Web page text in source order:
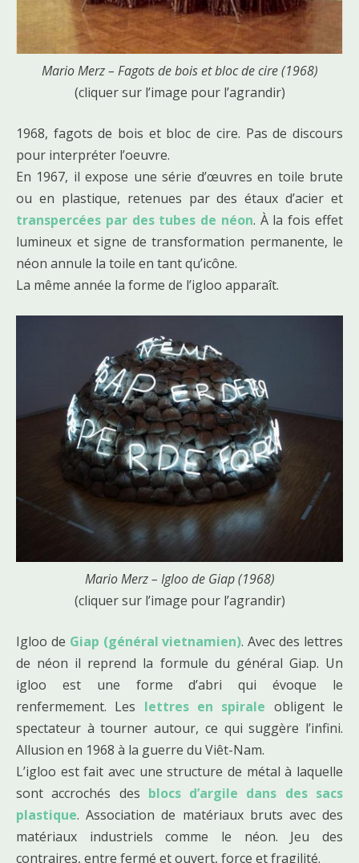
Mario Merz – Fagots de bois et bloc de cire (1968)
(cliquer sur l’image pour l’agrandir)
1968, fagots de bois et bloc de cire. Pas de discours
pour interpréter l’oeuvre.
En 1967, il expose une série d’œuvres en toile brute
ou en plastique, retenues par des étaux d’acier et
transpercées par des tubes de néon. À la fois effet
lumineux et signe de transformation permanente, le
néon annule la toile en tant qu’icône.
La même année la forme de l’igloo apparaît.
Mario Merz – Igloo de Giap (1968)
(cliquer sur l’image pour l’agrandir)
Igloo de Giap (général vietnamien). Avec des lettres
de néon il reprend la formule du général Giap. Un
igloo est une forme d’abri qui évoque le
renfermement. Les lettres en spirale obligent le
spectateur à tourner autour, ce qui suggère l’infini.
Allusion en 1968 à la guerre du Viêt-Nam.
L’igloo est fait avec une structure de métal à laquelle
sont accrochés des blocs d’argile dans des sacs
plastique. Association de matériaux bruts avec des
matériaux industriels comme le néon. Jeu des
contraires, entre fermé et ouvert, force et fragilité.